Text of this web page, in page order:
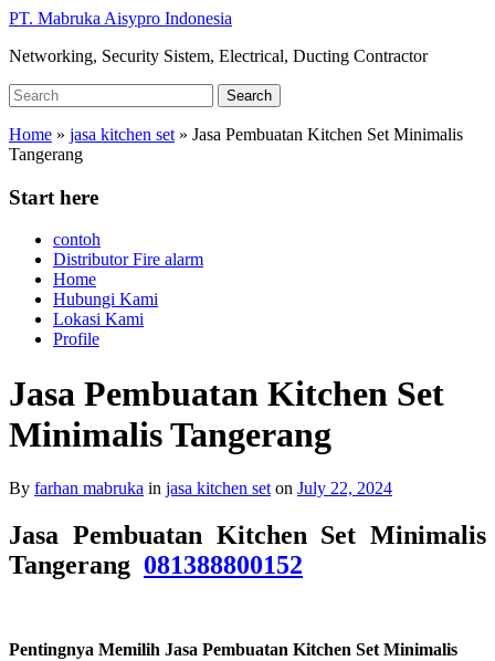
Skip
main
PT. Mabruka Aisypro Indonesia
Networking, Security Sistem, Electrical, Ducting Contractor
Search
for:
Search
Home » jasa kitchen set » Jasa Pembuatan Kitchen Set Minimalis
Tangerang
Start here
contoh
Distributor Fire alarm
Home
Hubungi Kami
Lokasi Kami
Profile
Jasa Pembuatan Kitchen Set
Minimalis Tangerang
By farhan mabruka in jasa kitchen set on July 22, 2024
Jasa Pembuatan Kitchen Set Minimalis
Tangerang 081388800152
Pentingnya Memilih Jasa Pembuatan Kitchen Set Minimalis